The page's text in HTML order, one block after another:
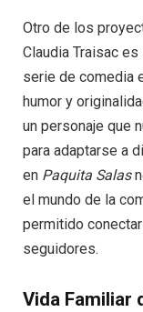
Otro de los
Claudia Traisac
serie de comedia
humor y
un personaje que
para adaptarse a
en Paquita Salas
el mundo de la
permitido
seguidores.
Vida Familiar